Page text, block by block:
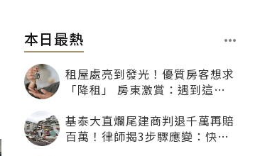
本日最熱
租屋處亮到發光！優質房客想求
「降租」 房東激賞：遇到這種
基泰大直爛尾建商判退千萬再賠
百萬！律師揭3步驟應變：快通